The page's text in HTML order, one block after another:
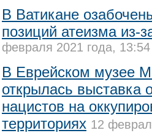
В Ватикане
позиций атеизма из-
февраля 2021 года, 13:54
В Еврейском музее
открылась выставка
нацистов на
территориях 12